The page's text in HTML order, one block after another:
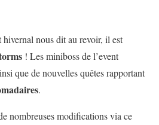
hivernal nous dit au revoir, il est
! Les miniboss de l’event
que de nouvelles quêtes rapportant
.
nombreuses modifications via ce